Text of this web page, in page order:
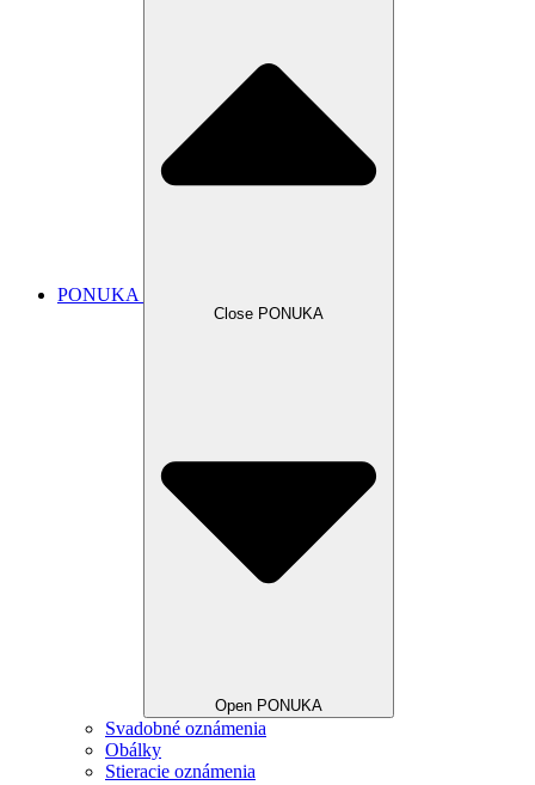
PONUKA
Close PONUKA
Open PONUKA
Svadobné oznámenia
Obálky
Stieracie oznámenia